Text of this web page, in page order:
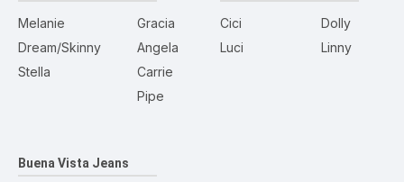
Melanie
Dream/Skinny
Stella
Gracia
Angela
Carrie
Pipe
Cici
Luci
Dolly
Linny
Buena Vista Jeans